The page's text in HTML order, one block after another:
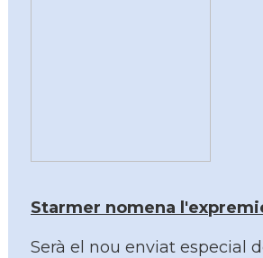
Starmer nomena
Serà el nou enviat especial